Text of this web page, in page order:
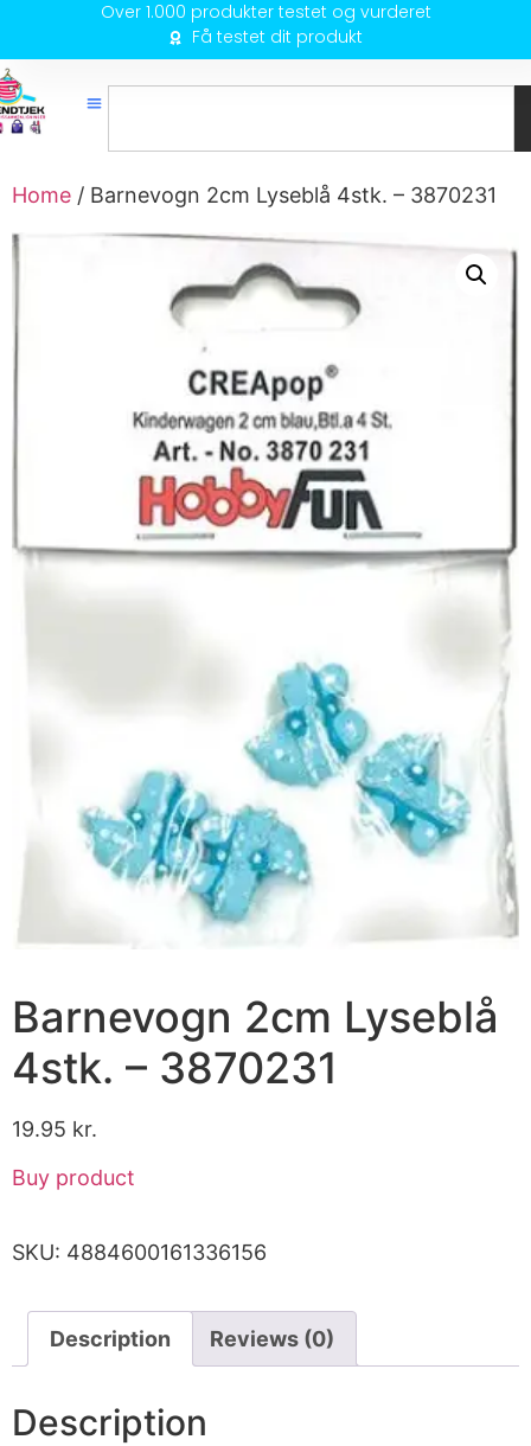
Over 1.000 produkter testet og vurderet
Få testet dit produkt
Home / Barnevogn 2cm Lyseblå 4stk. – 3870231
Barnevogn 2cm Lyseblå
4stk. – 3870231
19.95 kr.
Buy product
SKU: 4884600161336156
Description Reviews (0)
Description